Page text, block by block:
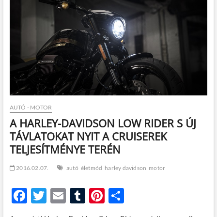
AUTÓ - MOTOR
A HARLEY-DAVIDSON LOW RIDER S ÚJ
TÁVLATOKAT NYIT A CRUISEREK
TELJESÍTMÉNYE TERÉN
2016.02.07. autó életmód harley davidson motor
F T E T Pi O